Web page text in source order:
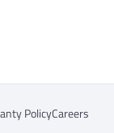
Careers
Policy